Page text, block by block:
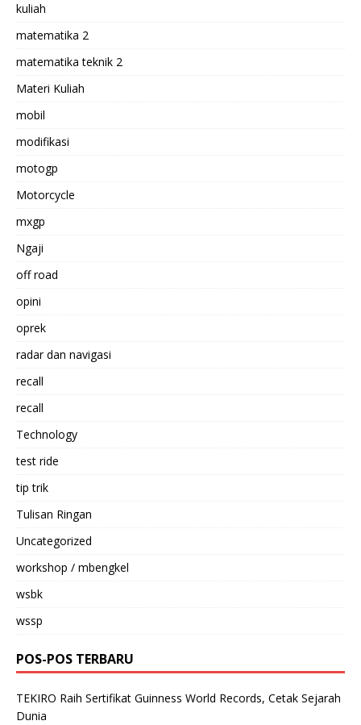
kuliah
matematika 2
matematika teknik 2
Materi Kuliah
mobil
modifikasi
motogp
Motorcycle
mxgp
Ngaji
off road
opini
oprek
radar dan navigasi
recall
recall
Technology
test ride
tip trik
Tulisan Ringan
Uncategorized
workshop / mbengkel
wsbk
wssp
POS-POS TERBARU
TEKIRO Raih Sertifikat Guinness World Records, Cetak Sejarah
Dunia